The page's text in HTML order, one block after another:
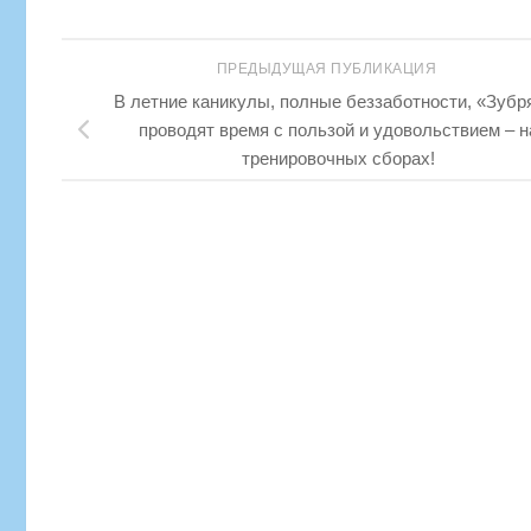
ПРЕДЫДУЩАЯ ПУБЛИКАЦИЯ
В летние каникулы, полные беззаботности,
проводят время с пользой и удовольствием –
тренировочных сборах!